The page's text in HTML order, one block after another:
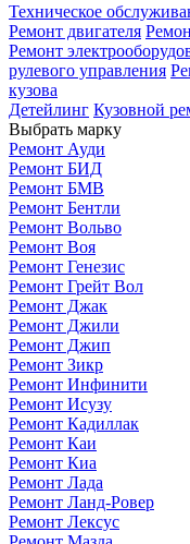
Техническое
Ремонт двигателя
Ремонт
рулевого управления
кузова
Детейлинг Кузовной
Выбрать марку
Ремонт Ауди
Ремонт БИД
Ремонт БМВ
Ремонт Бентли
Ремонт Вольво
Ремонт Воя
Ремонт Генезис
Ремонт Грейт Вол
Ремонт Джак
Ремонт Джили
Ремонт Джип
Ремонт Зикр
Ремонт Инфинити
Ремонт Исузу
Ремонт Кадиллак
Ремонт Каи
Ремонт Киа
Ремонт Лада
Ремонт Ланд-Ровер
Ремонт Лексус